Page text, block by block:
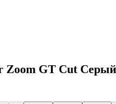
Zoom GT Cut Серый